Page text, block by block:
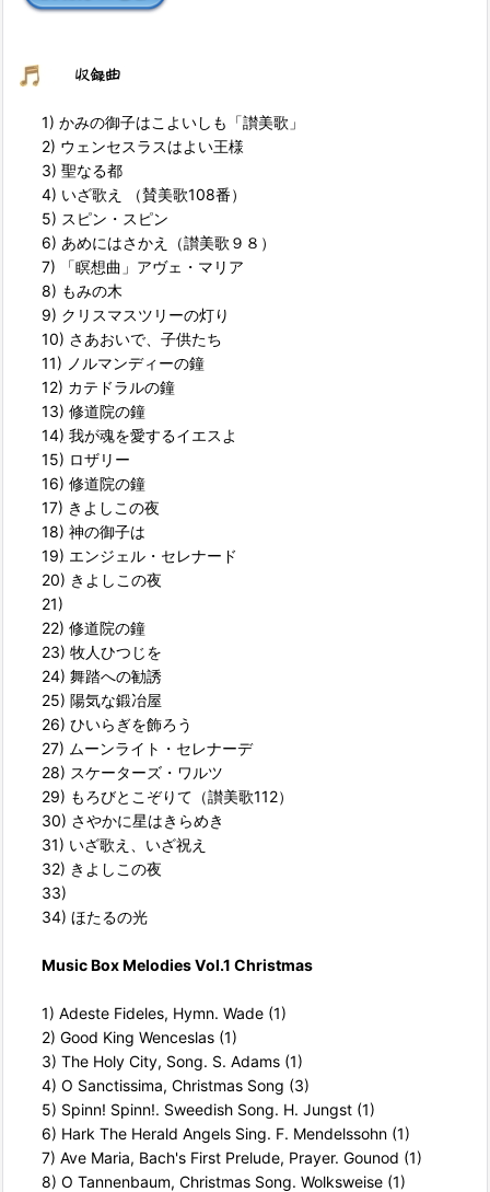
1) かみの御子はこよいしも「讃美歌」
2) ウェンセスラスはよい王様
3) 聖なる都
4) いざ歌え （賛美歌108番）
5) スピン・スピン
6) あめにはさかえ（讃美歌９８）
7) 「瞑想曲」アヴェ・マリア
8) もみの木
9) クリスマスツリーの灯り
10) さあおいで、子供たち
11) ノルマンディーの鐘
12) カテドラルの鐘
13) 修道院の鐘
14) 我が魂を愛するイエスよ
15) ロザリー
16) 修道院の鐘
17) きよしこの夜
18) 神の御子は
19) エンジェル・セレナード
20) きよしこの夜
21)
22) 修道院の鐘
23) 牧人ひつじを
24) 舞踏への勧誘
25) 陽気な鍛冶屋
26) ひいらぎを飾ろう
27) ムーンライト・セレナーデ
28) スケーターズ・ワルツ
29) もろびとこぞりて（讃美歌112）
30) さやかに星はきらめき
31) いざ歌え、いざ祝え
32) きよしこの夜
33)
34) ほたるの光
Music Box Melodies Vol.1 Christmas
1) Adeste Fideles, Hymn. Wade (1)
2) Good King Wenceslas (1)
3) The Holy City, Song. S. Adams (1)
4) O Sanctissima, Christmas Song (3)
5) Spinn! Spinn!. Sweedish Song. H. Jungst (1)
6) Hark The Herald Angels Sing. F. Mendelssohn (1)
7) Ave Maria, Bach's First Prelude, Prayer. Gounod (1)
8) O Tannenbaum, Christmas Song. Wolksweise (1)